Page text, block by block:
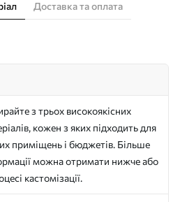
Доставка та оплата
з трьох високоякісних
кожен з яких підходить для
приміщень і бюджетів. Більше
можна отримати нижче або
кастомізації.